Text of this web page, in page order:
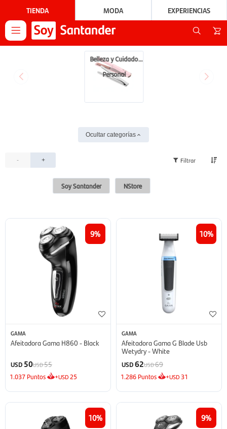
TIENDA MODA EXPERIENCIAS

Belleza y Cuidado
Personal
Ocultar categorías
- +
Soy Santander NStore
9
GAMA
Afeitadora Gama H860 - Black
USD 50USD55
1.037 Puntos +USD 25
10
GAMA
Afeitadora Gama G Blade Usb
Wetydry - White
USD62USD69
1.286 Puntos +USD 31
10 9